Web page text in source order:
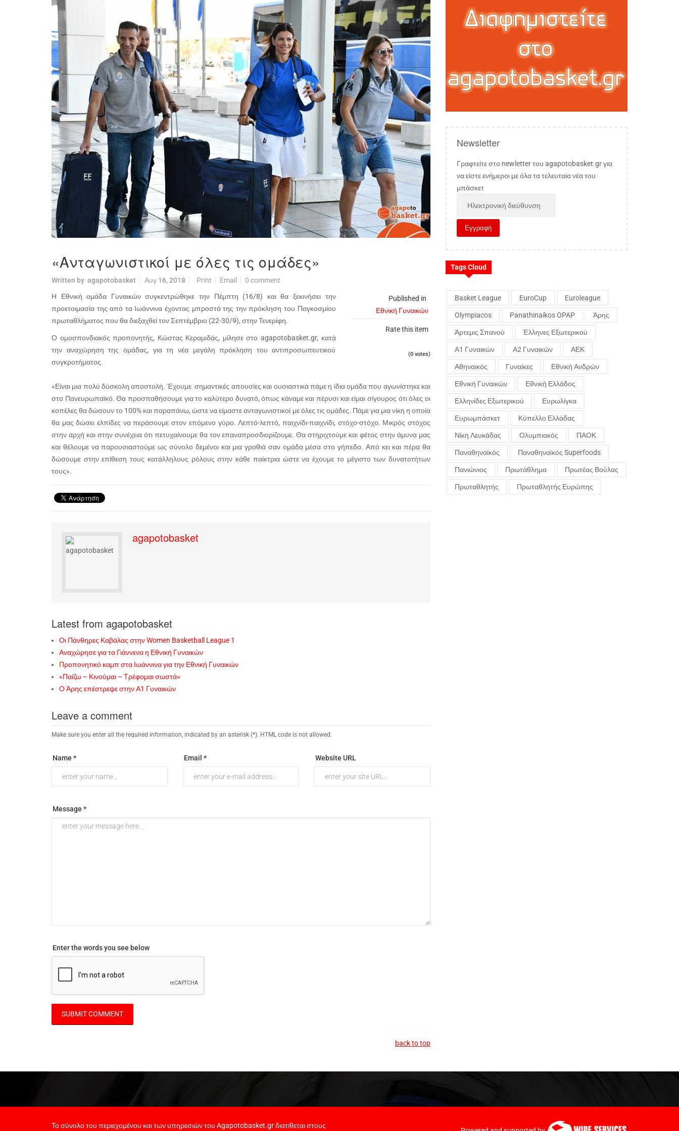
«Ανταγωνιστικοί με όλες τις ομάδες»
Written by agapotobasket Αυγ 16, 2018 Print Email 0 comment
Published in
Εθνική Γυναικών
Rate this item
(0 votes)
Η Εθνική ομάδα Γυναικών συγκεντρώθηκε την Πέμπτη (16/8) και θα ξεκινήσει την
προετοιμασία της από τα Ιωάννινα έχοντας μπροστά της την πρόκληση του Παγκοσμίου
πρωταθλήματος που θα διεξαχθεί τον Σεπτέμβριο (22-30/9), στην Τενερίφη.
Ο ομοσπονδιακός προπονητής, Κώστας Κεραμιδάς, μίλησε στο agapotobasket.gr, κατά
την αναχώρηση της ομάδας, για τη νέα μεγάλη πρόκληση του αντιπροσωπευτικού
συγκροτήματος.
«Είναι μια πολύ δύσκολη αποστολή. Έχουμε σημαντικές απουσίες και ουσιαστικά πάμε η ίδια ομάδα που αγωνίστηκε και
στο Πανευρωπαϊκό. Θα προσπαθήσουμε για το καλύτερο δυνατό, όπως κάναμε και πέρυσι και είμαι σίγουρος ότι όλες οι
κοπέλες θα δώσουν το 100% και παραπάνω, ώστε να είμαστε ανταγωνιστικοί με όλες τις ομάδες. Πάμε για μια νίκη η οποία
θα μας δώσει ελπίδες να περάσουμε στον επόμενο γύρο. Λεπτό-λεπτό, παιχνίδι-παιχνίδι, στόχο-στόχο. Μικρός στόχος
στην αρχή και στην συνέχεια ότι πετυχαίνουμε θα τον επαναπροσδιορίζουμε. Θα στηριχτούμε και φέτος στην άμυνα μας
και θέλουμε να παρουσιαστούμε ως σύνολο δεμένοι και μια γροθιά σαν ομάδα μέσα στο γήπεδο. Από κει και πέρα θα
δώσουμε στην επίθεση τους κατάλληλους ρόλους στην κάθε παίκτρια ώστε να έχουμε το μέγιστο των δυνατοτήτων
τους».
agapotobasket
Latest from agapotobasket
Οι Πάνθηρες Καβάλας στην Women Basketball League 1
Αναχώρησε για τα Γιάννενα η Εθνική Γυναικών
Προπονητικό καμπ στα Ιωάννινα για την Εθνική Γυναικών
«Παίζω – Κινούμαι – Τρέφομαι σωστά»
Ο Άρης επέστρεψε στην Α1 Γυναικών
Leave a comment
Make sure you enter all the required information, indicated by an asterisk (*). HTML code is not allowed.
Name * Email * Website URL
Message *
Enter the words you see below
back to top
Newsletter
Γραφτείτε στο newletter του agapotobasket.gr για
να είστε ενήμεροι με όλα τα τελευταία νέα του
μπάσκετ
Tags Cloud
Basket League EuroCup Euroleague
Olympiacos Panathinaikos OPAP Άρης
Άρτεμις Σπανού Έλληνες Εξωτερικού
Α1 Γυναικών Α2 Γυναικών ΑΕΚ
Αθηναικός Γυναίκες Εθνική Ανδρών
Εθνική Γυναικών Εθνική Ελλάδος
Ελληνίδες Εξωτερικού Ευρωλίγκα
Ευρωμπάσκετ Κύπελλο Ελλάδας
Νίκη Λευκάδας Ολυμπιακός ΠΑΟΚ
Παναθηναϊκός Παναθηναϊκός Superfoods
Πανιώνιος Πρωτάθλημα Πρωτέας Βούλας
Πρωταθλητής Πρωταθλητής Ευρώπης
Το σύνολο του περιεχομένου και των υπηρεσιών του Agapotobasket.gr διατίθεται στους